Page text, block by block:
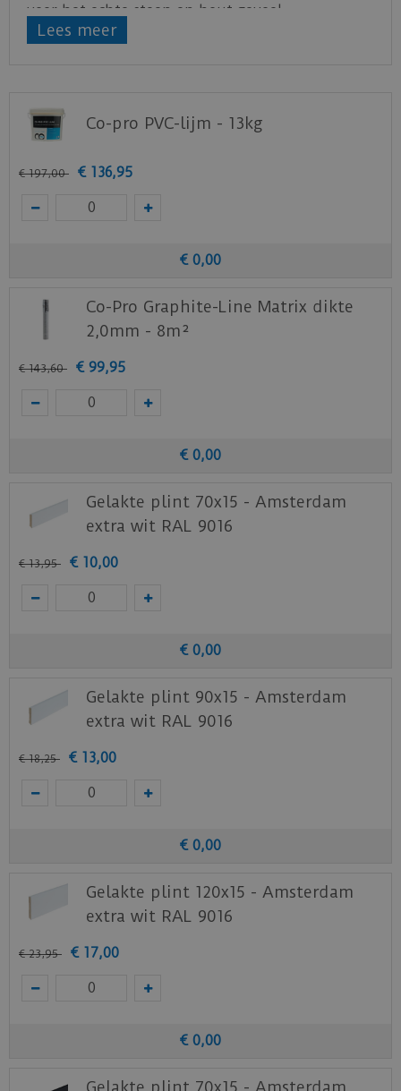
voor het echte steen en hout gevoel.
PVC van Ambiant is verkrijgbaar is verschillende
Zorg voor een egale ondervloer, hierdoor zal de
vloer feilloos te plakken zijn.
Bijbehorende lijm voor de PVC plak series van
Ambiant is de Co-pro PVC-lijm 13kg
trap onderdeel zijn van je interieur en bestel
Downloadhierde leg- en onderhoudsinstructie.
Ambiant PVC vloeren.
nieuwe of huidige meubels? Vraag dan
een staal op van deze vloer bij Ambiant.
Lees meer
Co-pro PVC-lijm - 13kg
€ 197,00 € 136,95
€ 0,00
Co-Pro Graphite-Line Matrix dikte
2,0mm - 8m²
€ 143,60 € 99,95
€ 0,00
Gelakte plint 70x15 - Amsterdam
extra wit RAL 9016
€ 13,95 € 10,00
€ 0,00
Gelakte plint 90x15 - Amsterdam
extra wit RAL 9016
€ 18,25 € 13,00
€ 0,00
Gelakte plint 120x15 - Amsterdam
extra wit RAL 9016
€ 23,95 € 17,00
€ 0,00
Gelakte plint 70x15 - Amsterdam